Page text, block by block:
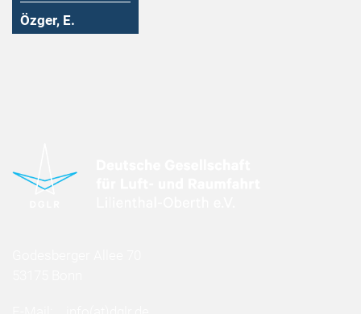
Özger, E.